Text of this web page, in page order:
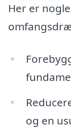
Her er
og en